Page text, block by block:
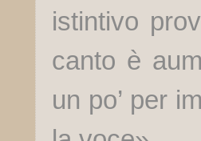
istintivo
canto è
un po’ per